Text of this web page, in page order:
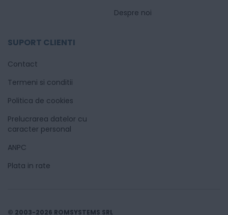
Despre noi
SUPORT CLIENTI
Contact
Termeni si conditii
Politica de cookies
Prelucrarea datelor cu
caracter personal
ANPC
Plata in rate
© 2003-2026 ROMSYSTEMS SRL